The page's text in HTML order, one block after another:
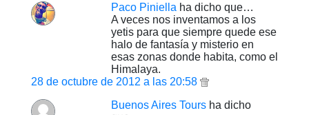
Paco Piniella ha dicho que…
A veces nos inventamos a los
yetis para que siempre quede ese
halo de fantasía y misterio en
esas zonas donde habita, como el
Himalaya.
28 de octubre de 2012 a las 20:58
Buenos Aires Tours ha dicho